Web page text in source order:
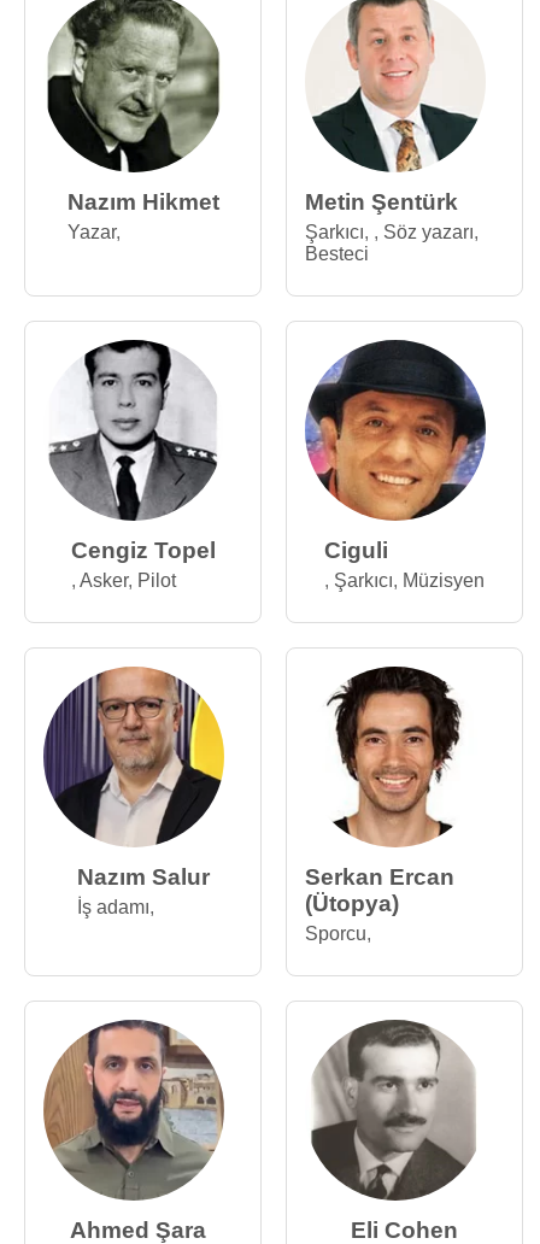
Nazım Hikmet
Yazar,
Metin Şentürk
Şarkıcı, , Söz yazarı,
Besteci
Cengiz Topel
, Asker, Pilot
Ciguli
, Şarkıcı, Müzisyen
Nazım Salur
İş adamı,
Serkan Ercan
(Ütopya)
Sporcu,
Ahmed Şara Eli Cohen